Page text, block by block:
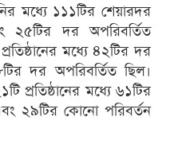
মধ্যে ১১১টির শেয়ারদর
২৫টির দর অপরিবর্তিত
মধ্যে ৪২টির দর
দর অপরিবর্তিত ছিল।
প্রতিষ্ঠানের মধ্যে ৬১টির
২৯টির কোনো পরিবর্তন